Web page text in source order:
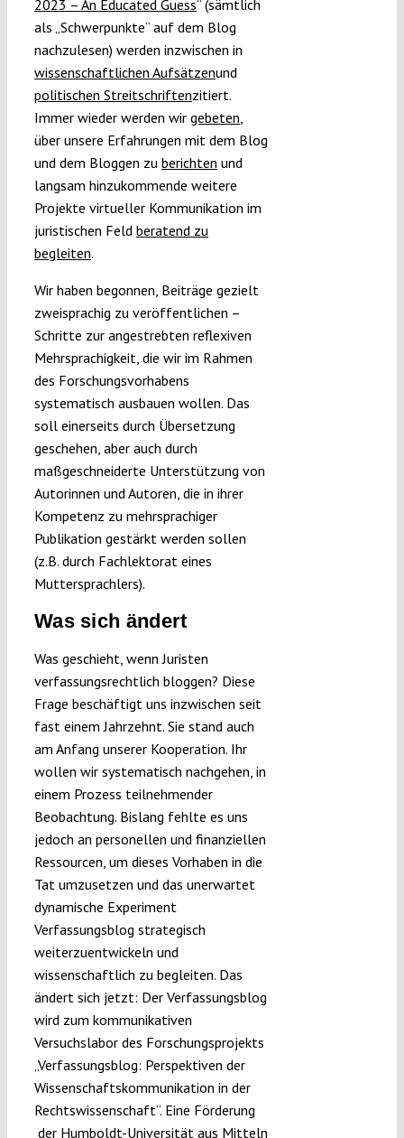
2023 – An Educated Guess“ (sämtlich
als „Schwerpunkte“ auf dem Blog
nachzulesen) werden inzwischen in
wissenschaftlichen Aufsätzenund
politischen Streitschriftenzitiert.
Immer wieder werden wir gebeten
über unsere Erfahrungen mit dem Blog
und dem Bloggen zu berichten und
langsam hinzukommende weitere
Projekte virtueller Kommunikation im
juristischen Feld beratend zu
begleiten.
Wir haben begonnen, Beiträge gezielt
zweisprachig zu veröffentlichen –
Schritte zur angestrebten reflexiven
Mehrsprachigkeit, die wir im Rahmen
des Forschungsvorhabens
systematisch ausbauen wollen. Das
soll einerseits durch Übersetzung
geschehen, aber auch durch
maßgeschneiderte Unterstützung von
Autorinnen und Autoren, die in ihrer
Kompetenz zu mehrsprachiger
Publikation gestärkt werden sollen
(z.B. durch Fachlektorat eines
Muttersprachlers).
Was sich ändert
Was geschieht, wenn Juristen
verfassungsrechtlich bloggen? Diese
Frage beschäftigt uns inzwischen seit
fast einem Jahrzehnt. Sie stand auch
am Anfang unserer Kooperation. Ihr
wollen wir systematisch nachgehen, in
einem Prozess teilnehmender
Beobachtung. Bislang fehlte es uns
jedoch an personellen und finanziellen
Ressourcen, um dieses Vorhaben in die
Tat umzusetzen und das unerwartet
dynamische Experiment
Verfassungsblog strategisch
weiterzuentwickeln und
wissenschaftlich zu begleiten. Das
ändert sich jetzt: Der Verfassungsblog
wird zum kommunikativen
Versuchslabor des Forschungsprojekts
„Verfassungsblog: Perspektiven der
Wissenschaftskommunikation in der
Rechtswissenschaft“. Eine Förderung
der Humboldt-Universität aus Mitteln